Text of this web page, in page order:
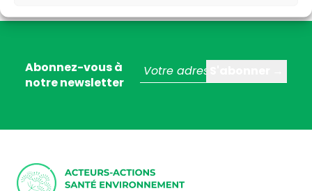
Abonnez-vous à
notre newsletter